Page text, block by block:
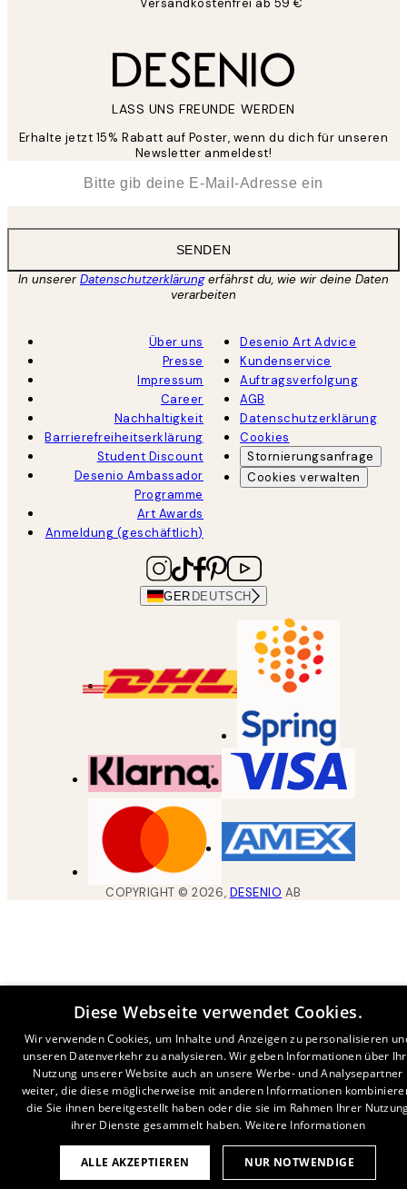
Versandkostenfrei ab 59 €
LASS UNS FREUNDE WERDEN
Erhalte jetzt 15% Rabatt auf Poster, wenn du dich für unseren
Newsletter anmeldest!
SENDEN
In unsererDatenschutzerklärungerfährst du, wie wir deine Daten
verarbeiten
Über uns
Presse
Impressum
Career
Nachhaltigkeit
Barrierefreiheitserklärung
Student Discount
Desenio Ambassador
Programme
Art Awards
Anmeldung (geschäftlich)
Desenio Art Advice
Kundenservice
Auftragsverfolgung
AGB
Datenschutzerklärung
Cookies
Stornierungsanfrage
Cookies verwalten
GER DEUTSCH
COPYRIGHT ©2026, DESENIO AB
Diese Webseite verwendet Cookies.
Wir verwenden Cookies, um Inhalte und Anzeigen zu personalisieren
unseren Datenverkehr zu analysieren. Wir geben Informationen über
Nutzung unserer Website auch an unsere Werbe- und Analysepartner
weiter, die diese möglicherweise mit anderen Informationen
die Sie ihnen bereitgestellt haben oder die sie im Rahmen Ihrer
ihrer Dienste gesammelt haben. Weitere Informationen
ALLE AKZEPTIEREN NUR NOTWENDIGE